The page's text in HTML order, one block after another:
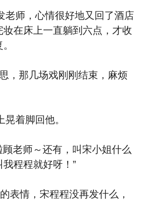
师，心情很好地又回了酒店
妆在床上一直躺到六点，才收
，那几场戏刚刚结束，麻烦
着脚回他。
老师～还有，叫宋小姐什么
程程就好呀！”
表情，宋程程没再发什么，